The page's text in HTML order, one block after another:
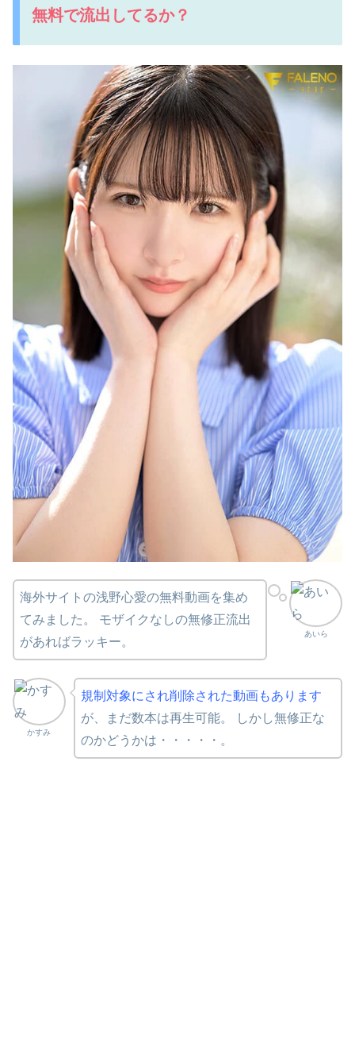
無料で流出してるか？
あいら
海外サイトの浅野心愛の無料動画を集め
てみました。 モザイクなしの無修正流出
があればラッキー。
かすみ
規制対象にされ削除された動画もあります
が、まだ数本は再生可能。 しかし無修正な
のかどうかは・・・・・。